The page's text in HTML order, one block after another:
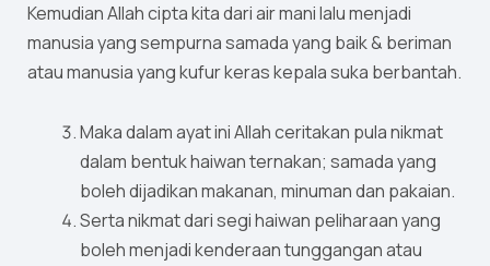
Kemudian Allah cipta kita dari air mani lalu menjadi
manusia yang sempurna samada yang baik & beriman
atau manusia yang kufur keras kepala suka berbantah.
Maka dalam ayat ini Allah ceritakan pula nikmat
dalam bentuk haiwan ternakan; samada yang
boleh dijadikan makanan, minuman dan pakaian.
Serta nikmat dari segi haiwan peliharaan yang
boleh menjadi kenderaan tunggangan atau